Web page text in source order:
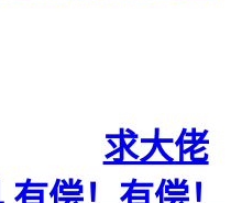
求大佬